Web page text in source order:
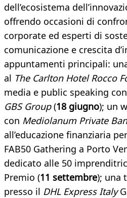
dell’ecosistema
offrendo occasioni di
corporate ed esperti di
comunicazione e crescita
appuntamenti principali:
al The Carlton Hotel Rocco
media e public speaking con
GBS Group(18 giugno); un
con Mediolanum Private
all’educazione finanziaria
FAB50 Gathering a Porto
dedicato alle 50
Premio (11 settembre); una
presso il DHL Express Italy